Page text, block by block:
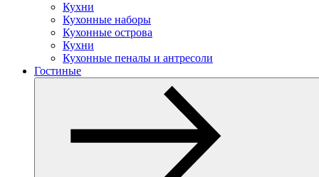
Кухни
Кухонные наборы
Кухонные острова
Кухни
Кухонные пеналы и антресоли
Гостиные